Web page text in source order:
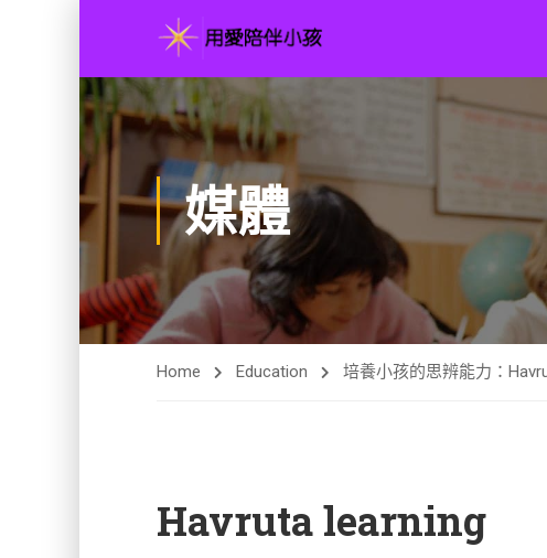
媒體
Home Education 培養小孩的思辨能力：
Havruta learning